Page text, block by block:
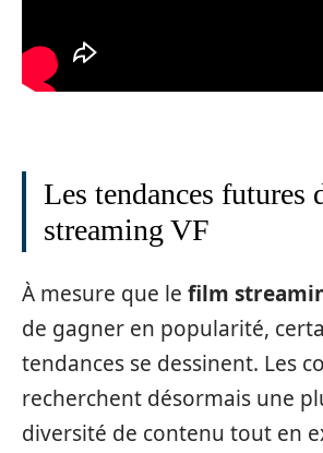
Les tendances futures
streaming VF
À mesure que le film
de gagner en popularité,
tendances se dessinent. Les
recherchent désormais une
diversité de contenu tout en